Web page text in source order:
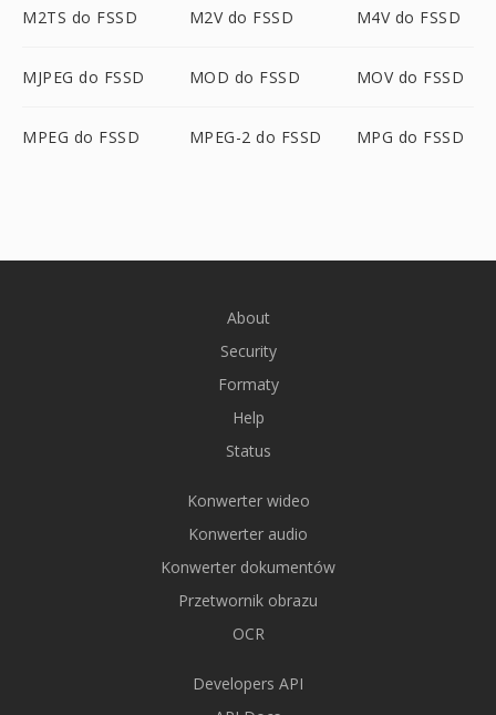
M2TS do FSSD M2V do FSSD M4V do FSSD
MJPEG do FSSD MOD do FSSD MOV do FSSD
MPEG do FSSD MPEG-2 do FSSD MPG do FSSD
About
Security
Formaty
Help
Status
Konwerter wideo
Konwerter audio
Konwerter dokumentów
Przetwornik obrazu
OCR
Developers API